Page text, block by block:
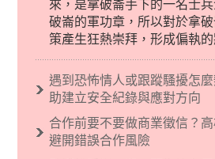
來，是拿破崙手下的一名士
破崙的軍功章，所以對於拿
策產生狂熱崇拜，形成偏執
義後來就被拿來暗指偏見和歧
義傾向的人，通常對於自己
烈的卓越感，因而瞧不起其他
現了男性沙文…
遇到恐怖情人或跟蹤騷擾怎
助建立安全紀錄與應對方向
合作前要不要做商業徵信？
避開錯誤合作風險